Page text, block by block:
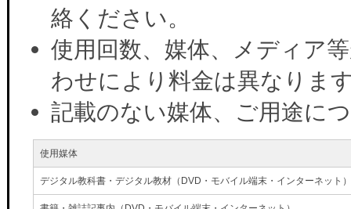
絡ください。
使用回数、媒体、メディア
わせにより料金は異なりま
記載のない媒体、ご用途に
使用媒体
デジタル教科書・デジタル教材（DVD・モバイル端末・インターネット）